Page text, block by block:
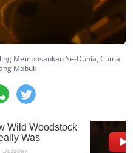
Membosankan Se-Dunia, Cuma
Mabuk